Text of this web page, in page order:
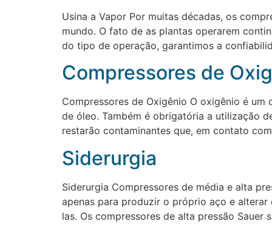
Usina a Vapor Por muitas décadas, os
mundo. O fato de as plantas operarem
do tipo de operação, garantimos a
Compressores de
Compressores de Oxigênio O oxigênio é
de óleo. Também é obrigatória a utilização
restarão contaminantes que, em contato
Siderurgia
Siderurgia Compressores de média e alta
apenas para produzir o próprio aço e
las. Os compressores de alta pressão Sauer